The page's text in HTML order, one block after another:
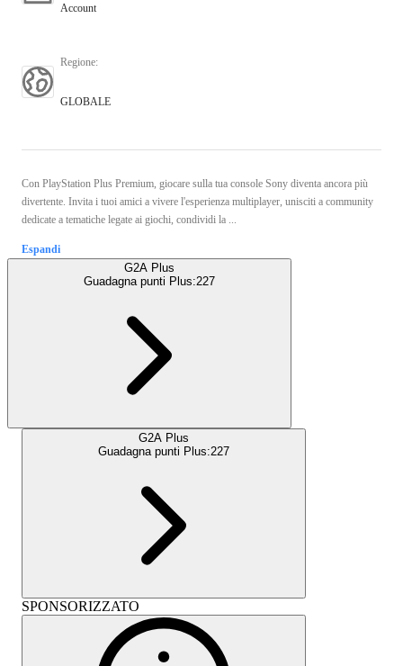
Account
Regione:
GLOBALE
Con PlayStation Plus Premium, giocare sulla tua console Sony diventa ancora più
divertente. Invita i tuoi amici a vivere l'esperienza multiplayer, unisciti a community
dedicate a tematiche legate ai giochi, condividi la ...
Espandi
G2A Plus
Guadagna punti Plus:227
G2A Plus
Guadagna punti Plus:227
SPONSORIZZATO